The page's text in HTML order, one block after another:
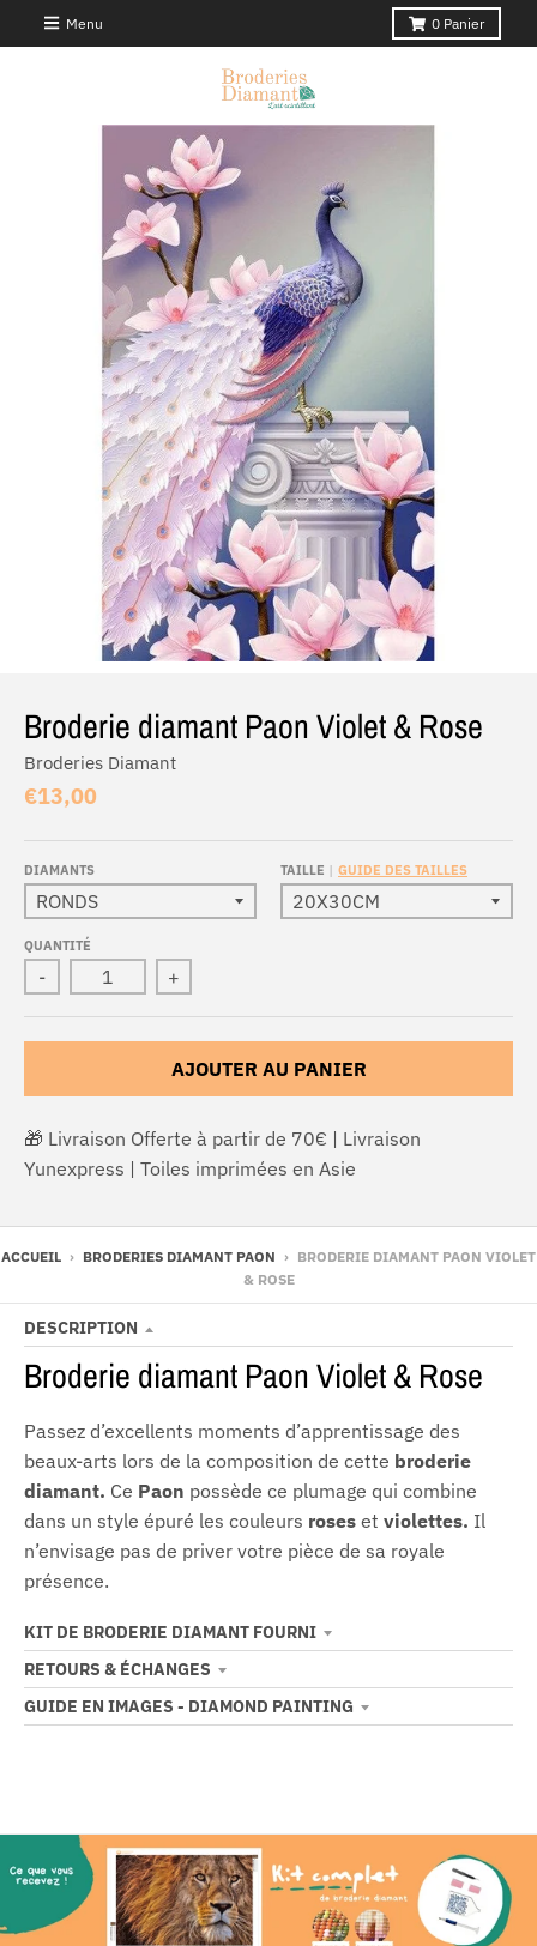
Menu 0 Panier
Broderie diamant Paon Violet & Rose
Broderies Diamant
€13,00
DIAMANTS TAILLE GUIDE DES TAILLES
QUANTITÉ
- +
AJOUTER AU PANIER
🎁 Livraison Offerte à partir de 70€ | Livraison
Yunexpress | Toiles imprimées en Asie
ACCUEIL › BRODERIES DIAMANT PAON › BRODERIE DIAMANT PAON VIOLET
& ROSE
DESCRIPTION
Broderie diamant Paon Violet & Rose
Passez d’excellents moments d’apprentissage des
beaux-arts lors de la composition de cette broderie
diamant. Ce Paon possède ce plumage qui combine
dans un style épuré les couleurs roses et violettes. Il
n’envisage pas de priver votre pièce de sa royale
présence.
KIT DE BRODERIE DIAMANT FOURNI
RETOURS & ÉCHANGES
GUIDE EN IMAGES - DIAMOND PAINTING